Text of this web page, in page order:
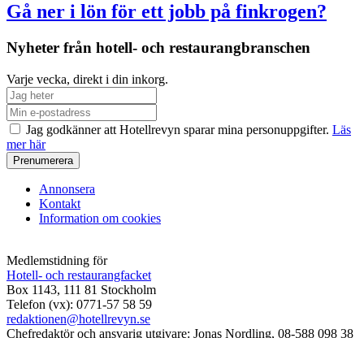
Gå ner i lön för ett jobb på finkrogen?
Nyheter från hotell- och restaurangbranschen
Varje vecka, direkt i din inkorg.
Jag godkänner att Hotellrevyn sparar mina personuppgifter. Läs
mer här
Annonsera
Kontakt
Information om cookies
Medlemstidning för
Hotell- och restaurangfacket
Box 1143, 111 81 Stockholm
Telefon (vx): 0771-57 58 59
redaktionen@hotellrevyn.se
Chefredaktör och ansvarig utgivare: Jonas Nordling, 08-588 098 38